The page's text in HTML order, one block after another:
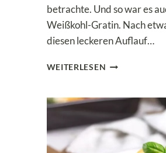
betrachte. Und so war es
Weißkohl-Gratin. Nach
diesen leckeren Auflauf…
WEITERLESEN NÜRNBERGER
L
ARB &